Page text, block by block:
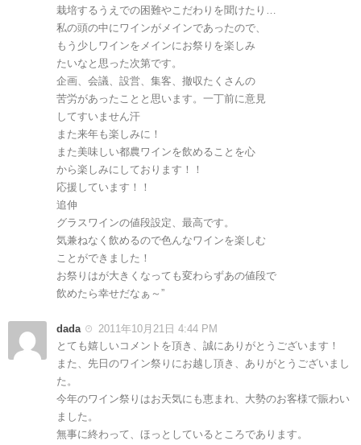
栽培するうえでの困難やこだわりを聞けたり…
私の頭の中にワインがメインであったので、
もう少しワインをメインにお祭りを楽しみ
たいなと思った次第です。
企画、会議、設営、集客、撤収たくさんの
苦労があったことと思います。一丁前に意見
してすいません汗
また来年も楽しみに！
また美味しい都農ワインを飲めることを心
から楽しみにしております！！
応援しています！！
追伸
グラスワインの値段設定、最高です。
気兼ねなく飲めるので色んなワインを楽しむ
ことができました！
お祭りはが大きくなっても変わらずあの値段で
飲めたら幸せだなぁ～”
dada
2011年10月21日 4:44 PM
とても嬉しいコメントを頂き、誠にありがとうございます！
また、先日のワイン祭りにお越し頂き、ありがとうございまし
た。
今年のワイン祭りはお天気にも恵まれ、大勢のお客様で賑わい
ました。
無事に終わって、ほっとしているところであります。